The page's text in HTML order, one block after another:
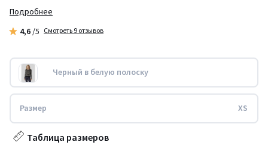
Подробнее
4,6 /5 Смотреть 9 отзывов
Черный в белую полоску
Размер XS
Таблица размеров